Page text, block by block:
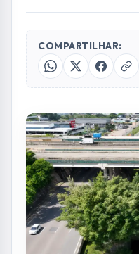
FOTO: AQUIVALE/
A CCR RioSP
noturna para o
vigas na Obra de
Córrego do
Campos, será
maio.